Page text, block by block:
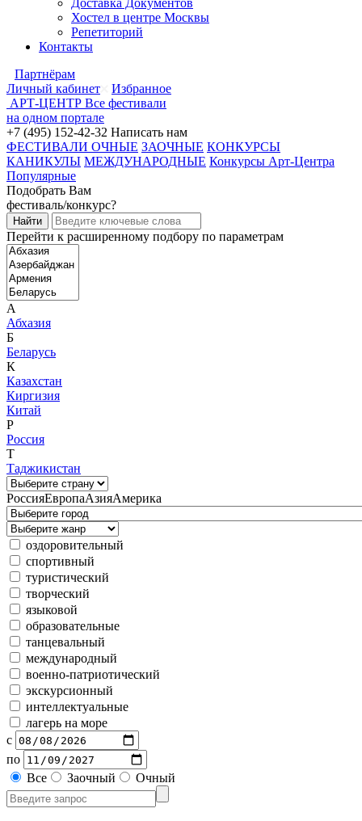
Доставка Документов
Хостел в центре Москвы
Репетиторий
Контакты
Партнёрам
Личный кабинет
Избранное
АРТ-ЦЕНТР Все фестивали
на одном портале
+7 (495) 152-42-32 Написать нам
ФЕСТИВАЛИ ОЧНЫЕ ЗАОЧНЫЕ КОНКУРСЫ
КАНИКУЛЫ МЕЖДУНАРОДНЫЕ Конкурсы Арт-Центра
Популярные
Подобрать Вам
фестиваль/конкурс?
Перейти к расширенному подбору по параметрам
А
Абхазия
Б
Беларусь
К
Казахстан
Киргизия
Китай
Р
Россия
Т
Таджикистан
РоссияЕвропаАзияАмерика
оздоровительный
спортивный
туристический
творческий
языковой
образовательные
танцевальный
международный
военно-патриотический
экскурсионный
интеллектуальные
лагерь на море
с
по
Все
Заочный Очный